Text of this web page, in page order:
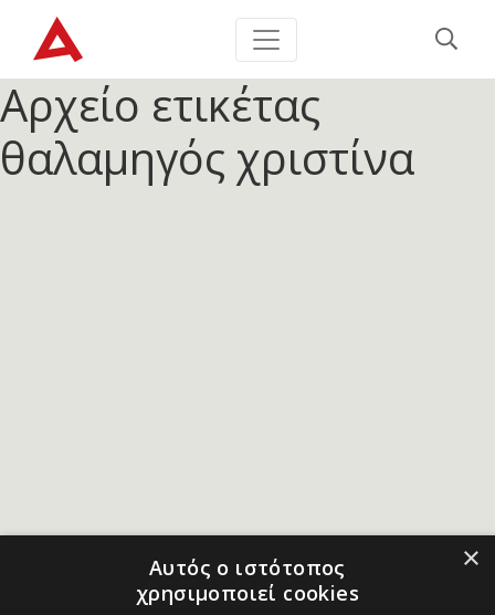
Αρχείο ετικέτας
θαλαμηγός χριστίνα
×
Αυτός ο ιστότοπος
χρησιμοποιεί cookies